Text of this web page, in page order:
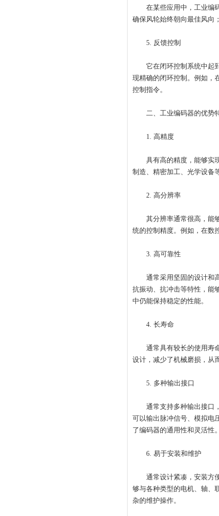
在某些应用中，工业编码
确保风轮始终朝向最佳风向
5. 反馈控制
它在闭环控制系统中起到
现精确的闭环控制。例如，
控制指令。
二、工业编码器的优势
1. 高精度
具有高的精度，能够实现
制造、精密加工、光学设备
2. 高分辨率
其分辨率通常很高，能够
统的控制精度。例如，在数
3. 高可靠性
通常采用坚固的设计和高
抗振动、抗冲击等特性，能
中仍能保持稳定的性能。
4. 长寿命
通常具有较长的使用寿命
设计，减少了机械磨损，从
5. 多种输出接口
通常支持多种输出接口，
可以输出脉冲信号、模拟电
了编码器的通用性和灵活性
6. 易于安装和维护
通常设计紧凑，安装方便
够与各种类型的电机、轴、
杂的维护操作。